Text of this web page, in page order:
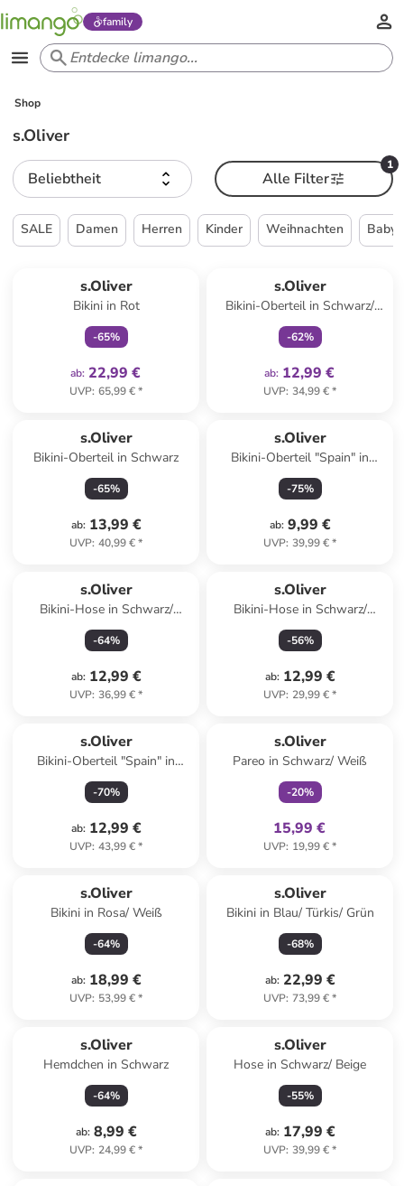
family
Shop
s.Oliver
Beliebtheit
1
Alle Filter
SALE Damen Herren Kinder Weihnachten Babys
s.Oliver
Bikini in Rot
-65%
ab: 22,99 €
UVP: 65,99 €*
s.Oliver
Bikini-Oberteil in Schwarz/
Creme
-62%
ab: 12,99 €
UVP: 34,99 €*
s.Oliver
Bikini-Oberteil in Schwarz
-65%
ab: 13,99 €
UVP: 40,99 €*
s.Oliver
Bikini-Oberteil "Spain" in
Dunkelblau
-75%
ab: 9,99 €
UVP: 39,99 €*
s.Oliver
Bikini-Hose in Schwarz/
Creme
-64%
ab: 12,99 €
UVP: 36,99 €*
s.Oliver
Bikini-Hose in Schwarz/
Creme
-56%
ab: 12,99 €
UVP: 29,99 €*
s.Oliver
Bikini-Oberteil "Spain" in
Dunkelblau
-70%
ab: 12,99 €
UVP: 43,99 €*
s.Oliver
Pareo in Schwarz/ Weiß
-20%
15,99 €
UVP: 19,99 €*
s.Oliver
Bikini in Rosa/ Weiß
-64%
ab: 18,99 €
UVP: 53,99 €*
s.Oliver
Bikini in Blau/ Türkis/ Grün
-68%
ab: 22,99 €
UVP: 73,99 €*
s.Oliver
Hemdchen in Schwarz
-64%
ab: 8,99 €
UVP: 24,99 €*
s.Oliver
Hose in Schwarz/ Beige
-55%
ab: 17,99 €
UVP: 39,99 €*